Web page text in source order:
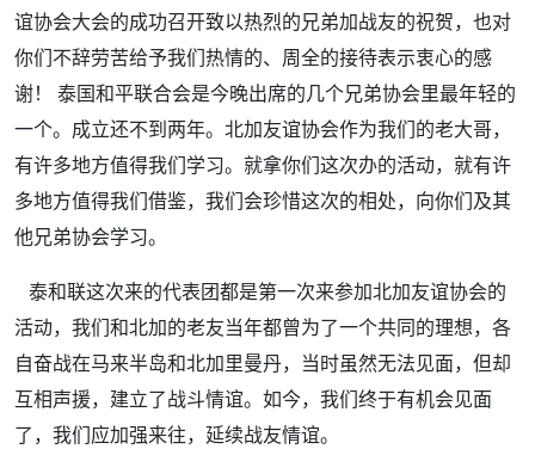
谊协会大会的成功召开致以热烈的兄弟加战友的祝贺，也对
你们不辞劳苦给予我们热情的、周全的接待表示衷心的感
谢！ 泰国和平联合会是今晚出席的几个兄弟协会里最年轻的
一个。成立还不到两年。北加友谊协会作为我们的老大哥，
有许多地方值得我们学习。就拿你们这次办的活动，就有许
多地方值得我们借鉴，我们会珍惜这次的相处，向你们及其
他兄弟协会学习。
泰和联这次来的代表团都是第一次来参加北加友谊协会的
活动，我们和北加的老友当年都曾为了一个共同的理想，各
自奋战在马来半岛和北加里曼丹，当时虽然无法见面，但却
互相声援，建立了战斗情谊。如今，我们终于有机会见面
了，我们应加强来往，延续战友情谊。